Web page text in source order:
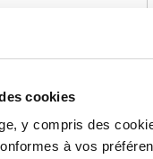
cookies
y compris des
à vos